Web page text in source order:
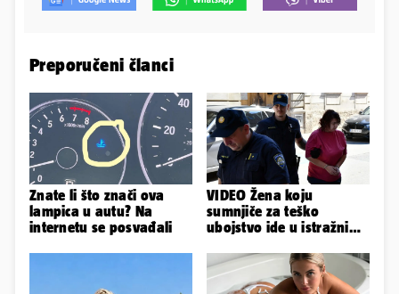
Preporučeni članci
Znate li što znači ova
lampica u autu? Na
internetu se posvađali
VIDEO Žena koju
sumnjiče za teško
ubojstvo ide u istražni
godina!